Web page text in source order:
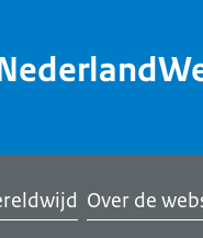
Over de